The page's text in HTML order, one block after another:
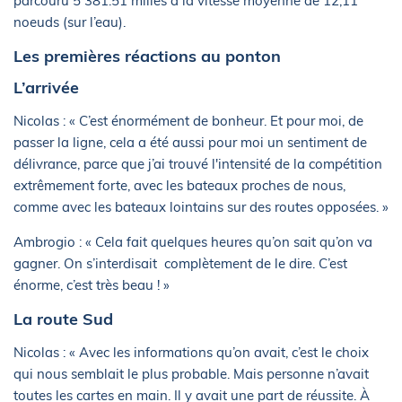
noeuds (sur l’eau).
Les premières réactions au ponton
L’arrivée
Nicolas : « C’est énormément de bonheur. Et pour moi, de
passer la ligne, cela a été aussi pour moi un sentiment de
délivrance, parce que j’ai trouvé l'intensité de la compétition
extrêmement forte, avec les bateaux proches de nous,
comme avec les bateaux lointains sur des routes opposées. »
Ambrogio : « Cela fait quelques heures qu’on sait qu’on va
gagner. On s’interdisait complètement de le dire. C’est
énorme, c’est très beau ! »
La route Sud
Nicolas : « Avec les informations qu’on avait, c’est le choix
qui nous semblait le plus probable. Mais personne n’avait
toutes les cartes en main. Il y avait une part de réussite. À